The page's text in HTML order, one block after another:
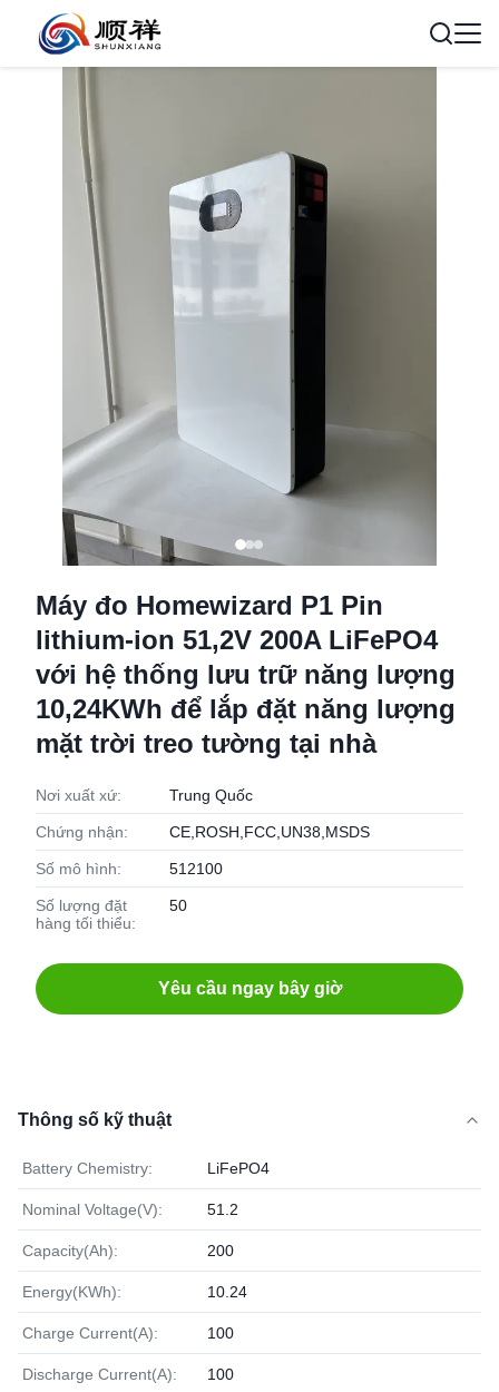
Máy đo Homewizard P1 Pin
lithium-ion 51,2V 200A LiFePO4
với hệ thống lưu trữ năng lượng
10,24KWh để lắp đặt năng lượng
mặt trời treo tường tại nhà
Nơi xuất xứ: Trung Quốc
Chứng nhận: CE,ROSH,FCC,UN38,MSDS
Số mô hình: 512100
Số lượng đặt
hàng tối thiểu:
50
Yêu cầu ngay bây giờ
Thông số kỹ thuật
Battery Chemistry: LiFePO4
Nominal Voltage(V): 51.2
Capacity(Ah): 200
Energy(KWh): 10.24
Charge Current(A): 100
Discharge Current(A): 100